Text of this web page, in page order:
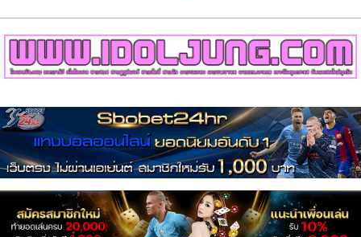
วาร์
ป
สาว
สวย
เน็ต
ไอ
ดอล
สาว
Primary
Navigation